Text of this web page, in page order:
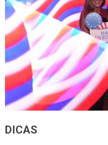
DICAS